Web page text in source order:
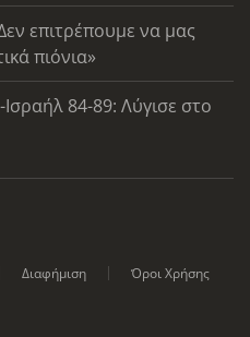
επιτρέπουμε να μας
πιόνια»
84-89: Λύγισε στο
Διαφήμιση
Όροι Χρήσης